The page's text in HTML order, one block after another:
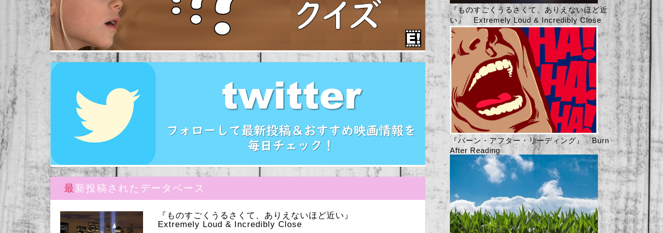
最新投稿されたデータベース
『ものすごくうるさくて、ありえないほど近い』
Extremely Loud & Incredibly Close
『ものすごくうるさくて、ありえないほど近
い』 Extremely Loud & Incredibly Close
『バーン・アフター・リーディング』 Burn
After Reading